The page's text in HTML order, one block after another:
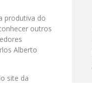
produtiva do
outros
Alberto
site da